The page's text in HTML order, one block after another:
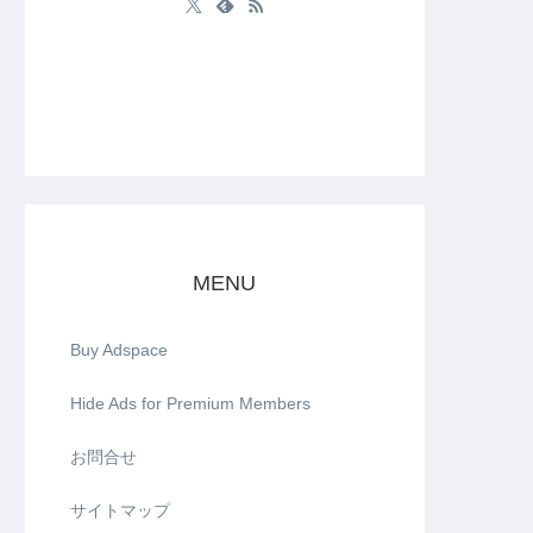
MENU
Buy Adspace
Hide Ads for Premium Members
お問合せ
サイトマップ